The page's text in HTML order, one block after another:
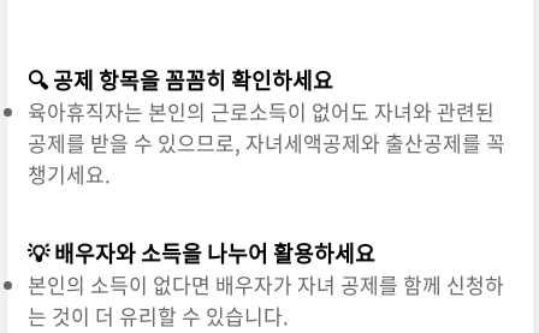
🔍 공제 항목을 꼼꼼히 확인하세요
육아휴직자는 본인의 근로소득이 없어도 자녀와 관련된
공제를 받을 수 있으므로, 자녀세액공제와 출산공제를 꼭
챙기세요.
💡 배우자와 소득을 나누어 활용하세요
본인의 소득이 없다면 배우자가 자녀 공제를 함께 신청하
는 것이 더 유리할 수 있습니다.